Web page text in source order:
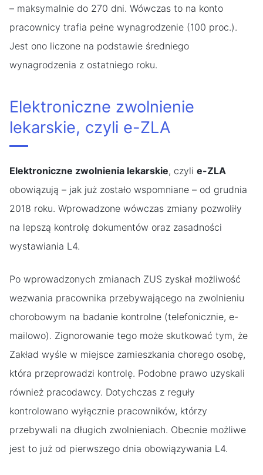
– maksymalnie do 270 dni. Wówczas to na konto
pracownicy trafia pełne wynagrodzenie (100 proc.).
Jest ono liczone na podstawie średniego
wynagrodzenia z ostatniego roku.
Elektroniczne zwolnienie
lekarskie, czyli e-ZLA
Elektroniczne zwolnienia lekarskie, czyli e-ZLA
obowiązują – jak już zostało wspomniane – od grudnia
2018 roku. Wprowadzone wówczas zmiany pozwoliły
na lepszą kontrolę dokumentów oraz zasadności
wystawiania L4.
Po wprowadzonych zmianach ZUS zyskał możliwość
wezwania pracownika przebywającego na zwolnieniu
chorobowym na badanie kontrolne (telefonicznie, e-
mailowo). Zignorowanie tego może skutkować tym, że
Zakład wyśle w miejsce zamieszkania chorego osobę,
która przeprowadzi kontrolę. Podobne prawo uzyskali
również pracodawcy. Dotychczas z reguły
kontrolowano wyłącznie pracowników, którzy
przebywali na długich zwolnieniach. Obecnie możliwe
jest to już od pierwszego dnia obowiązywania L4.